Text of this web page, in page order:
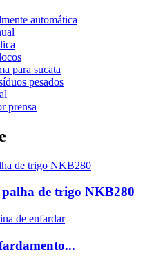
automática
para sucata
pesados
prensa
de trigo NKB280